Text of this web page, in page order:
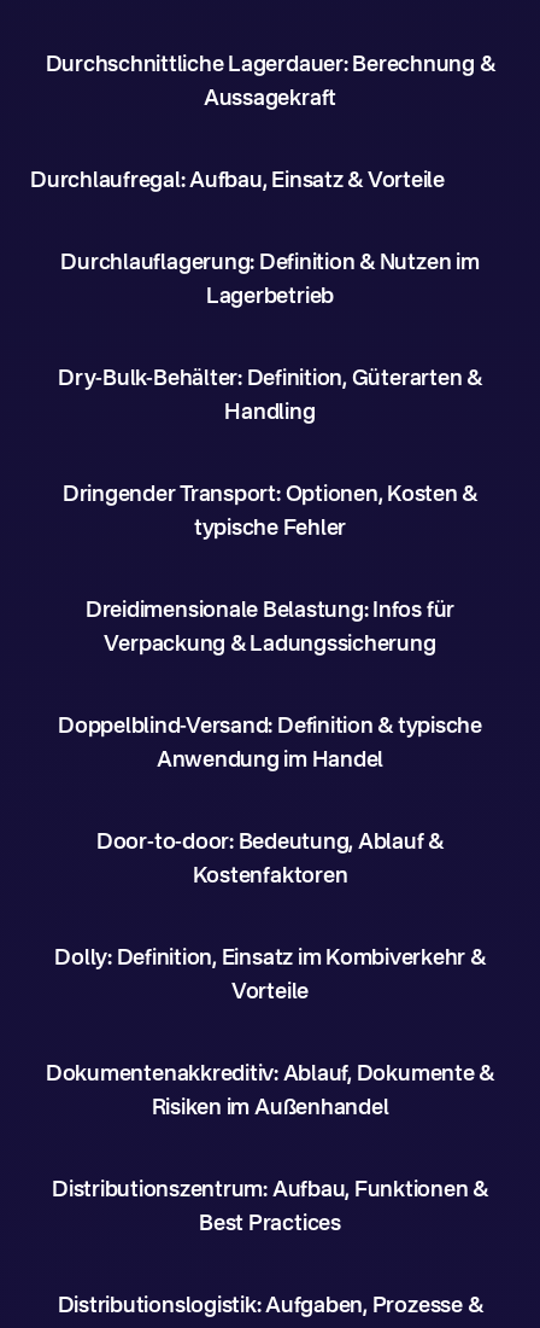
Durchschnittliche Lagerdauer: Berechnung &
Aussagekraft
Durchlaufregal: Aufbau, Einsatz & Vorteile
Durchlauflagerung: Definition & Nutzen im
Lagerbetrieb
Dry-Bulk-Behälter: Definition, Güterarten &
Handling
Dringender Transport: Optionen, Kosten &
typische Fehler
Dreidimensionale Belastung: Infos für
Verpackung & Ladungssicherung
Doppelblind-Versand: Definition & typische
Anwendung im Handel
Door-to-door: Bedeutung, Ablauf &
Kostenfaktoren
Dolly: Definition, Einsatz im Kombiverkehr &
Vorteile
Dokumentenakkreditiv: Ablauf, Dokumente &
Risiken im Außenhandel
Distributionszentrum: Aufbau, Funktionen &
Best Practices
Distributionslogistik: Aufgaben, Prozesse &